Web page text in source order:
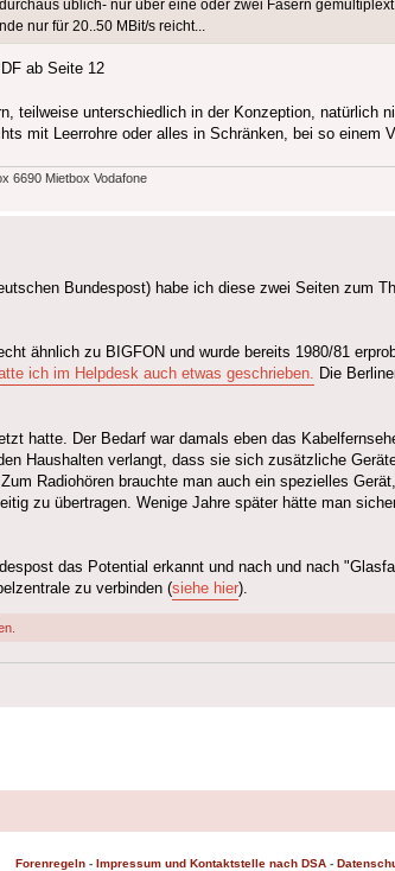
üblich- nur über eine oder zwei Fasern
nur für 20..50 MBit/s reicht...
ab Seite 12
teilweise unterschiedlich in der Konzeption, natürlich
mit Leerrohre oder alles in Schränken, bei so einem
6690 Mietbox Vodafone
Bundespost) habe ich diese zwei Seiten zum
ähnlich zu BIGFON und wurde bereits 1980/81
ich im Helpdesk auch etwas geschrieben. Die
hatte. Der Bedarf war damals eben das
Haushalten verlangt, dass sie sich zusätzliche
Radiohören brauchte man auch ein spezielles
zu übertragen. Wenige Jahre später hätte man
das Potential erkannt und nach und nach
zu verbinden (siehe hier).
Forenregeln - Impressum und Kontaktstelle nach DSA -